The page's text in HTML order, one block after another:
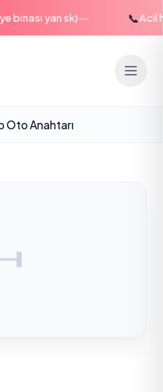
yan sk)— Acil
Oto Anahtarı